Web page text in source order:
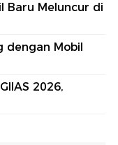
Baru Meluncur di
dengan Mobil
2026,